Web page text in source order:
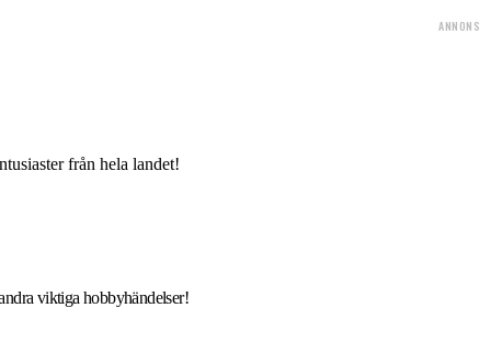
ANNONS
från hela landet!
viktiga hobbyhändelser!